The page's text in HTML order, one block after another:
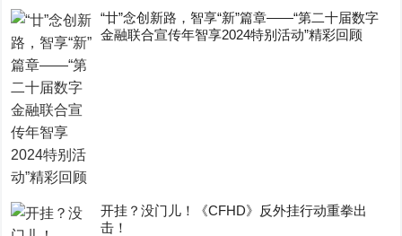
“廿”念创新路，智享“新”篇章——“第二十届数字
金融联合宣传年智享2024特别活动”精彩回顾
开挂？没门儿！《CFHD》反外挂行动重拳出
击！